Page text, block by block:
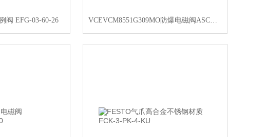
阀 EFG-03-60-26 VCEVCM8551G309MO防爆电磁阀ASCO选型介绍